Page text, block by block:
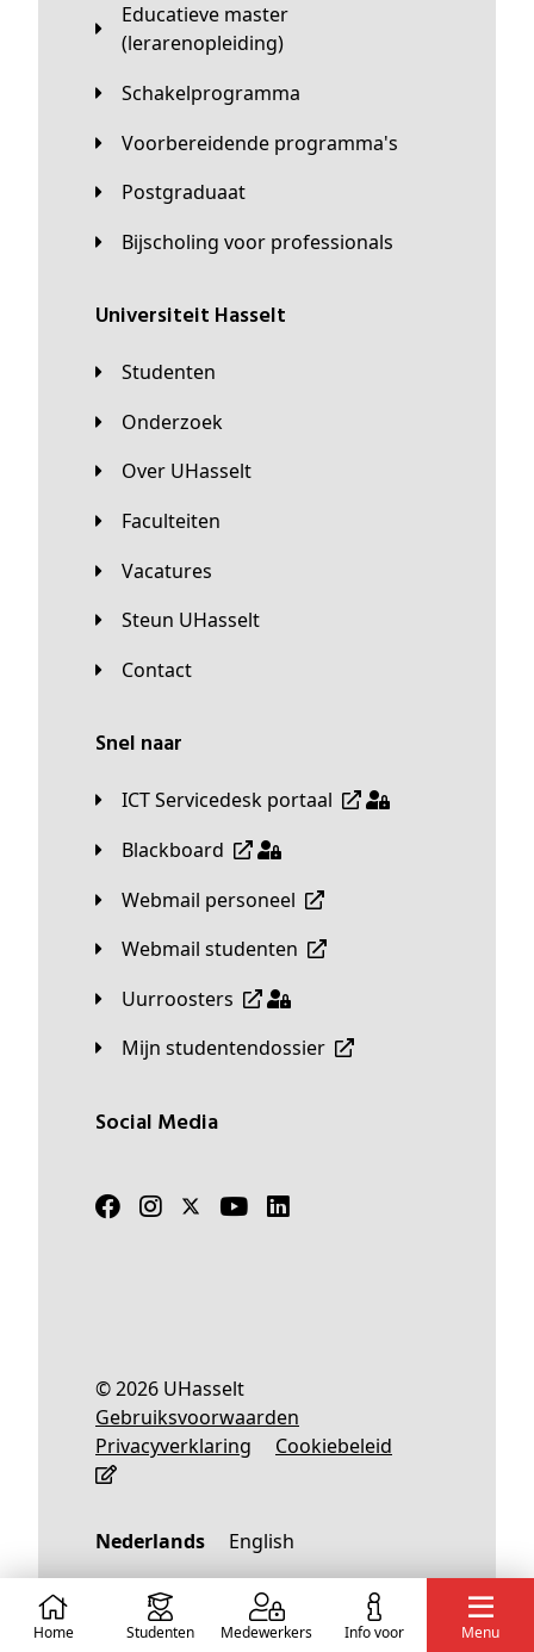
Educatieve master
(lerarenopleiding)
Schakelprogramma
Voorbereidende programma's
Postgraduaat
Bijscholing voor professionals
universiteit Hasselt
Studenten
Onderzoek
Over UHasselt
Faculteiten
Vacatures
Steun UHasselt
Contact
Snel naar
ICT Servicedesk portaal
Blackboard
Webmail personeel
Webmail studenten
Uurroosters
Mijn studentendossier
Social Media
© 2026 UHasselt
Gebruiksvoorwaarden
Privacyverklaring
Cookiebeleid
Nederlands English
Home Studenten Medewerkers info voor Menu